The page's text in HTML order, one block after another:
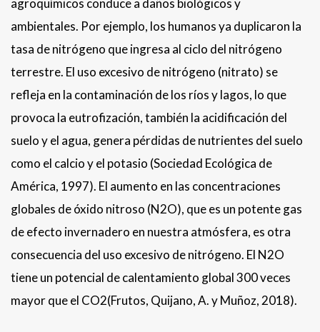
ambientales. Por ejemplo, los humanos ya duplicaron la
tasa de nitrógeno que ingresa al ciclo del nitrógeno
terrestre. El uso excesivo de nitrógeno (nitrato) se
refleja en la contaminación de los ríos y lagos, lo que
provoca la eutrofización, también la acidificación del
suelo y el agua, genera pérdidas de nutrientes del suelo
como el calcio y el potasio (Sociedad Ecológica de
América, 1997). El aumento en las concentraciones
globales de óxido nitroso (N2O), que es un potente gas
de efecto invernadero en nuestra atmósfera, es otra
consecuencia del uso excesivo de nitrógeno. El N2O
tiene un potencial de calentamiento global 300 veces
mayor que el CO2(Frutos, Quijano, A. y Muñoz, 2018).